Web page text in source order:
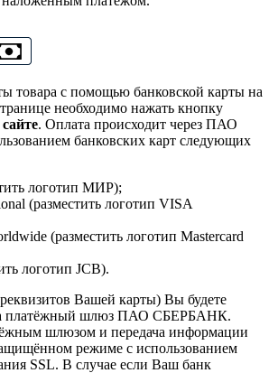
товара с помощью банковской карты на
необходимо нажать кнопку
. Оплата происходит через ПАО
банковских карт следующих
логотип МИР);
(разместить логотип VISA
(разместить логотип Mastercard
логотип JCB).
Вашей карты) Вы будете
платёжный шлюз ПАО СБЕРБАНК.
шлюзом и передача информации
режиме с использованием
SSL. В случае если Ваш банк